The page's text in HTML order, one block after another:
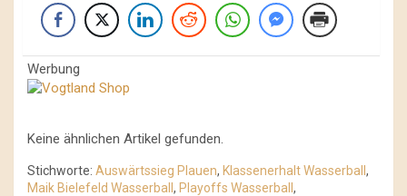
Werbung
Keine ähnlichen Artikel gefunden.
Stichworte: Auswärtssieg Plauen, Klassenerhalt Wasserball ,
Maik Bielefeld Wasserball , Playoffs Wasserball ,